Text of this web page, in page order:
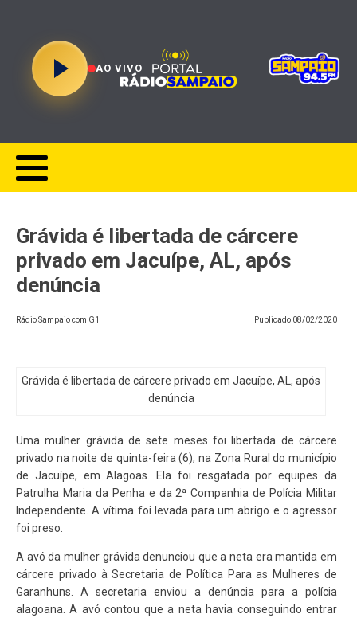
AO VIVO
Grávida é libertada de cárcere
privado em Jacuípe, AL, após
denúncia
Rádio Sampaio com G1 Publicado 08/02/2020
Grávida é libertada de cárcere privado em Jacuípe, AL, após
denúncia
Uma mulher grávida de sete meses foi libertada de cárcere
privado na noite de quinta-feira (6), na Zona Rural do município
de Jacuípe, em Alagoas. Ela foi resgatada por equipes da
Patrulha Maria da Penha e da 2ª Companhia de Polícia Militar
Independente. A vítima foi levada para um abrigo e o agressor
foi preso.
A avó da mulher grávida denunciou que a neta era mantida em
cárcere privado à Secretaria de Política Para as Mulheres de
Garanhuns. A secretaria enviou a denúncia para a polícia
alagoana. A avó contou que a neta havia conseguindo entrar